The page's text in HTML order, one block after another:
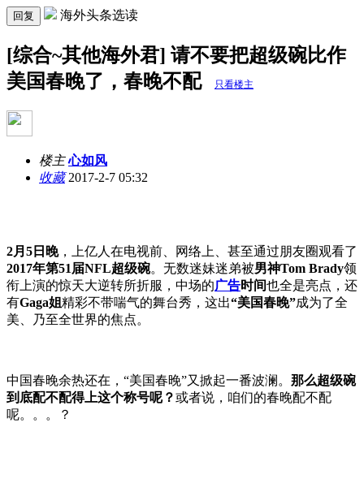
回复 海外头条选读
[综合~其他海外君] 请不要把超级碗比作
美国春晚了，春晚不配
只看楼主
楼主心如风
收藏2017-2-7 05:32
2月5日晚，上亿人在电视前、网络上、甚至通过朋友圈观看了
2017年第51届NFL超级碗。无数迷妹迷弟被男神Tom Brady领
衔上演的惊天大逆转所折服，中场的广告时间也全是亮点，还
有Gaga姐精彩不带喘气的舞台秀，这出“美国春晚”成为了全
美、乃至全世界的焦点。
中国春晚余热还在，“美国春晚”又掀起一番波澜。 那么超级碗
到底配不配得上这个称号呢？或者说，咱们的春晚配不配
呢。。。？